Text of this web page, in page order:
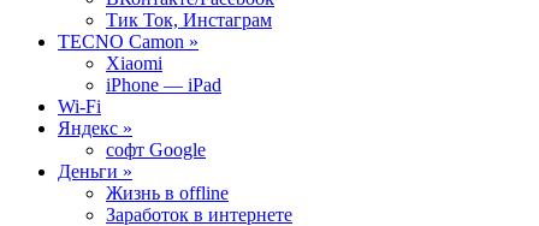
Тик Ток, Инстаграм
TECNO Camon »
Xiaomi
iPhone — iPad
Wi-Fi
Яндекс »
софт Google
Деньги »
Жизнь в offline
Заработок в интернете